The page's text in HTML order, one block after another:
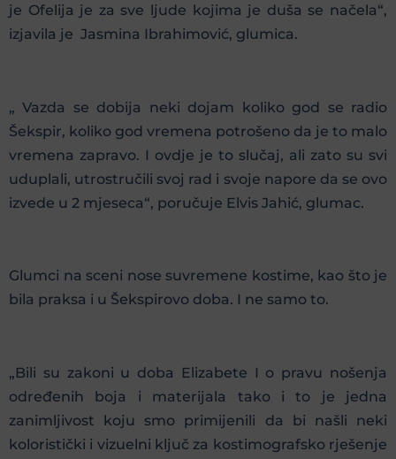
je Ofelija je za sve ljude kojima je duša se načela“,
izjavila je Jasmina Ibrahimović, glumica.
„ Vazda se dobija neki dojam koliko god se radio
Šekspir, koliko god vremena potrošeno da je to malo
vremena zapravo. I ovdje je to slučaj, ali zato su svi
uduplali, utrostručili svoj rad i svoje napore da se ovo
izvede u 2 mjeseca“, poručuje Elvis Jahić, glumac.
Glumci na sceni nose suvremene kostime, kao što je
bila praksa i u Šekspirovo doba. I ne samo to.
„Bili su zakoni u doba Elizabete I o pravu nošenja
određenih boja i materijala tako i to je jedna
zanimljivost koju smo primijenili da bi našli neki
koloristički i vizuelni ključ za kostimografsko rješenje